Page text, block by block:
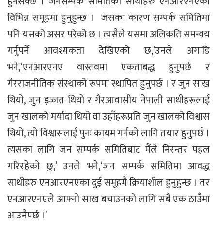
विभिन्न समूहमा हुनुहुन्छ । जसका कारण सम्पर्क समितिमा
पनि यसको असर परेको छ । त्यसैले यसमा अलिकति समन्वय
गर्नुपर्ने आवश्यकता देखिएको छ,’उनले अगाडि
भने,‘एनआरएनए वास्तवमा एकताबद्ध हुनुपर्छ र
गैरराजनीतिक संस्थाको रूपमा स्थापित हुनुपर्छ । र जुन साख
थियो, जुन इज्जत थियो र गैरआवासीय नेपाली साथीहरूलाई
जुन खालको मर्यादा थियो वा उहाँहरूप्रति जुन खालको विश्वास
थियो, त्यो विश्वासलाई पुनः कायम गर्नको लागि तयार हुनुपर्छ ।
त्यसका लागि जन सम्पर्क समितिबाट मैंले निरन्तर पहल
गरिरहेको छु,’ उनले भने,‘जन सम्पर्क समितिमा आवद्ध
साथीहरु एनआरएनएका दुई समूहमै क्रियाशील हुनुहुन्छ । तर
एनआरएनएले आफ्नो साख बचाउनको लागि सबै एक ठाउँमा
आउनैपर्छ ।’